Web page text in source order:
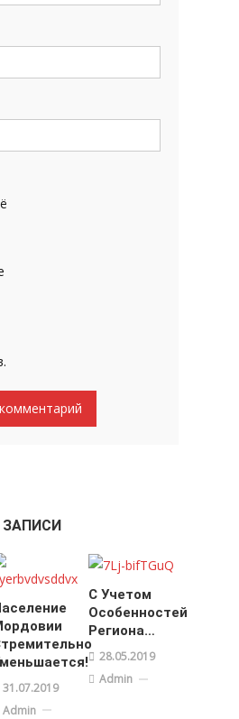
31.07.2019
Admin
С Учетом
Особенностей
Региона…
28.05.2019
Admin